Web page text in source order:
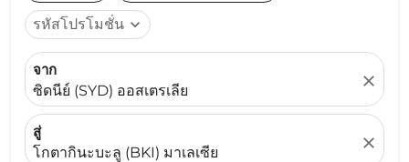
รหัสโปรโมชั่น expand_more
จาก
ซิดนีย์ (SYD) ออสเตรเลีย
close
สู่
โกตากินะบะลู (BKI) มาเลเซีย
close